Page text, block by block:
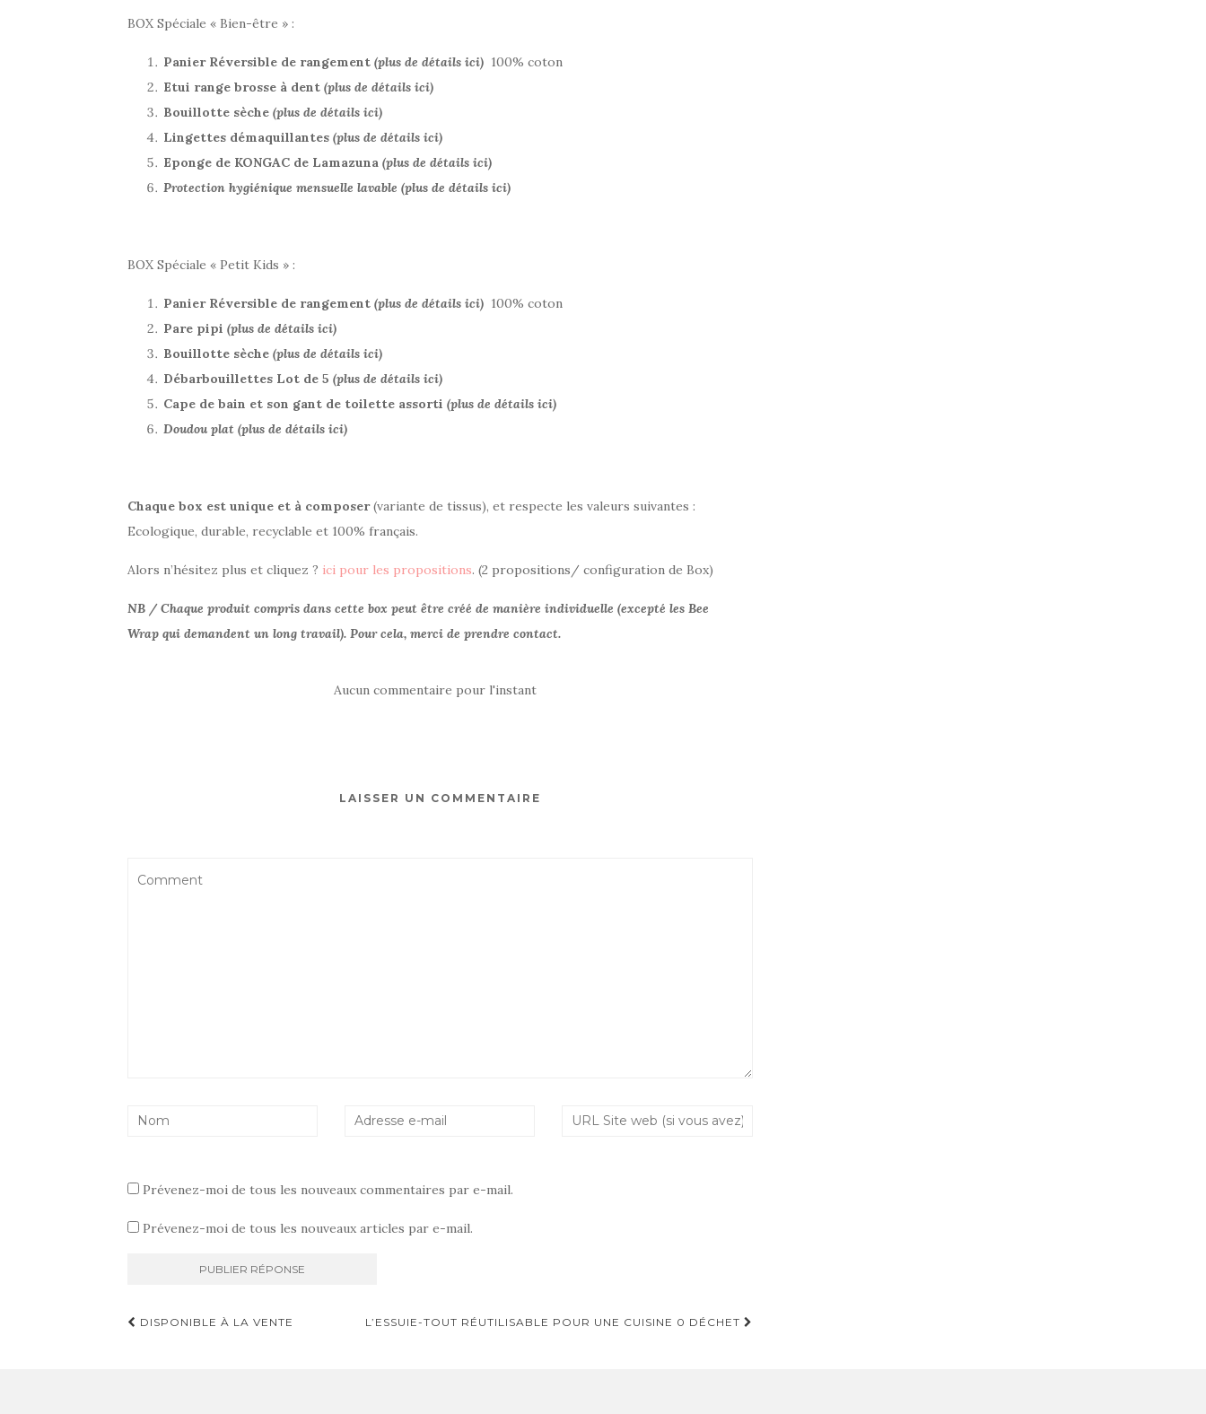
BOX Spéciale « Bien-être » :
Panier Réversible de rangement (plus de détails ici) 100% coton
Etui range brosse à dent (plus de détails ici)
Bouillotte sèche (plus de détails ici)
Lingettes démaquillantes (plus de détails ici)
Eponge de KONGAC de Lamazuna (plus de détails ici)
Protection hygiénique mensuelle lavable (plus de détails ici)
BOX Spéciale « Petit Kids » :
Panier Réversible de rangement (plus de détails ici) 100% coton
Pare pipi (plus de détails ici)
Bouillotte sèche (plus de détails ici)
Débarbouillettes Lot de 5 (plus de détails ici)
Cape de bain et son gant de toilette assorti (plus de détails ici)
Doudou plat (plus de détails ici)
Chaque box est unique et à composer(variante de tissus), et respecte les valeurs suivantes :
Ecologique, durable, recyclable et 100% français.
Alors n’hésitez plus et cliquez ? ici pour les propositions. (2 propositions/ configuration de Box)
NB / Chaque produit compris dans cette box peut être créé de manière individuelle (excepté les Bee
Wrap qui demandent un long travail). Pour cela, merci de prendre contact.
Aucun commentaire pour l'instant
LAISSER UN COMMENTAIRE
Prévenez-moi de tous les nouveaux commentaires par e-mail.
Prévenez-moi de tous les nouveaux articles par e-mail.
Navigation
DISPONIBLE À LA VENTE L’ESSUIE-TOUT RÉUTILISABLE POUR UNE CUISINE 0 DÉCHET